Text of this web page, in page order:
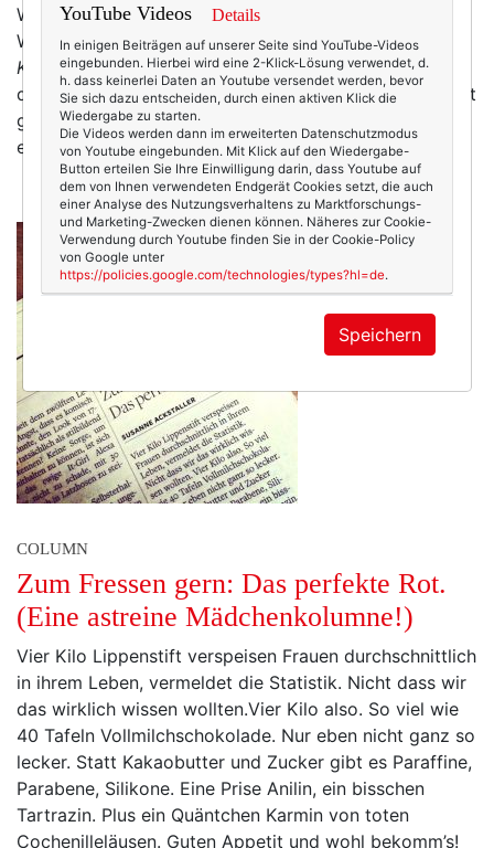
Wolf of Woll Street! Eine Erfolgsgeschichte, wie die
Welt sie liebt!Wolf of Woll Street. Meine Dezember-
Kolumne für die Welt Kompakt.Blicken wir zurück: In
den Siebzigern zogen fürsorgliche Omas uns die selbst
gestrickte Pudelmütze über die Ohren, sobald ein
erster herbstlicher Hauch… mehr
COLUMN
Zum Fressen gern: Das perfekte Rot.
(Eine astreine Mädchenkolumne!)
Vier Kilo Lippenstift verspeisen Frauen durchschnittlich
in ihrem Leben, vermeldet die Statistik. Nicht dass wir
das wirklich wissen wollten.Vier Kilo also. So viel wie
40 Tafeln Vollmilchschokolade. Nur eben nicht ganz so
lecker. Statt Kakaobutter und Zucker gibt es Paraffine,
Parabene, Silikone. Eine Prise Anilin, ein bisschen
Tartrazin. Plus ein Quäntchen Karmin von toten
Cochenilleläusen. Guten Appetit und wohl bekomm’s!
YouTube Videos Details
In einigen Beiträgen auf unserer Seite sind YouTube-Videos
eingebunden. Hierbei wird eine 2-Klick-Lösung verwendet, d.
h. dass keinerlei Daten an Youtube versendet werden, bevor
Sie sich dazu entscheiden, durch einen aktiven Klick die
Wiedergabe zu starten.
Die Videos werden dann im erweiterten Datenschutzmodus
von Youtube eingebunden. Mit Klick auf den Wiedergabe-
Button erteilen Sie Ihre Einwilligung darin, dass Youtube auf
dem von Ihnen verwendeten Endgerät Cookies setzt, die auch
einer Analyse des Nutzungsverhaltens zu Marktforschungs-
und Marketing-Zwecken dienen können. Näheres zur Cookie-
Verwendung durch Youtube finden Sie in der Cookie-Policy
von Google unter
https://policies.google.com/technologies/types?hl=de.
Speichern